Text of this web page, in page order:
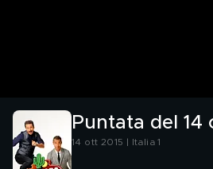
Puntata del 14
14 ott 2015 | Italia 1